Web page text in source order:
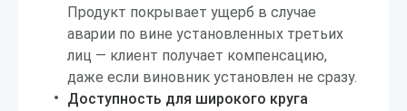
Продукт покрывает ущерб в случае
аварии по вине установленных третьих
лиц — клиент получает компенсацию,
даже если виновник установлен не сразу.
Доступность для широкого круга